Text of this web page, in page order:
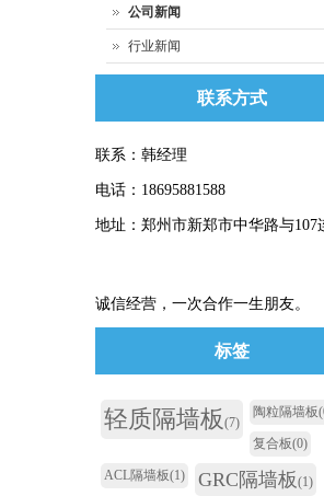
公司新闻
行业新闻
联系方式
联系：韩经理
电话：18695881588
地址：郑州市新郑市中华路与107
诚信经营，一次合作一生朋友。
标签
轻质隔墙板 (7)
陶粒隔墙板
复合板(0)
ACL隔墙板(1) GRC隔墙板(1)